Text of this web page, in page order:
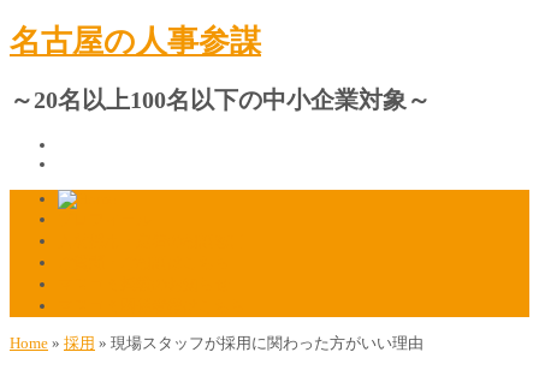
名古屋の人事参謀
～20名以上100名以下の中小企業対象～
Home » 採用 » 現場スタッフが採用に関わった方がいい理由